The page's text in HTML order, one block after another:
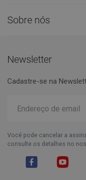
Sobre nós
Newsletter
Cadastre-se na
Você pode cancelar a
consulte os detalhes no